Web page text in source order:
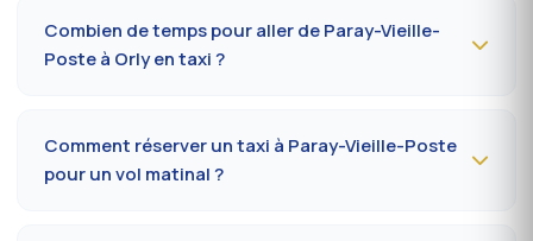
le dimanche ou les jours fériés. Tarif au compteur
réglementé préfectoral 91.
Combien de temps pour aller de Paray-Vieille-
Poste à Orly en taxi ?
le terminal (Orly 1, 2, 3 ou 4). Prévoir 10 minutes
supplémentaires en heure de pointe (7h-9h, 17h-19h).
Comment réserver un taxi à Paray-Vieille-Poste
pour un vol matinal ?